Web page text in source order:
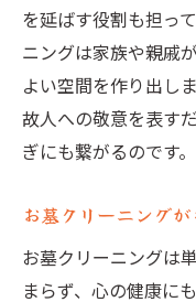
熟練の職人
愛知県で信
お墓クリーニ
に繋げる
お墓に刻ま
愛知県の
を延ばす役割も担っ
ニングは家族や親戚
よい空間を作り出し
故人への敬意を表す
ぎにも繋がるのです。
お墓クリーニング
お墓クリーニングは
まらず、心の健康に